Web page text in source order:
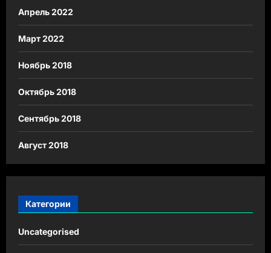
Апрель 2022
Март 2022
Ноябрь 2018
Октябрь 2018
Сентябрь 2018
Август 2018
Категории
Uncategorised